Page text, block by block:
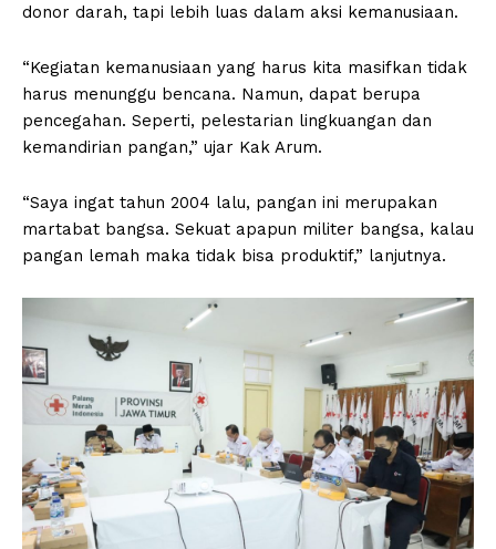
donor darah, tapi lebih luas dalam aksi kemanusiaan.
“Kegiatan kemanusiaan yang harus kita masifkan tidak
harus menunggu bencana. Namun, dapat berupa
pencegahan. Seperti, pelestarian lingkuangan dan
kemandirian pangan,” ujar Kak Arum.
“Saya ingat tahun 2004 lalu, pangan ini merupakan
martabat bangsa. Sekuat apapun militer bangsa, kalau
pangan lemah maka tidak bisa produktif,” lanjutnya.